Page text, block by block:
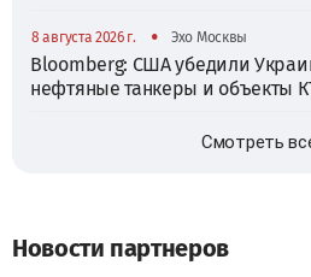
8 августа 2026 г. • Эхо Москвы
Bloomberg: США убедили
нефтяные танкеры и объекты
Смотреть
Новости партнеров